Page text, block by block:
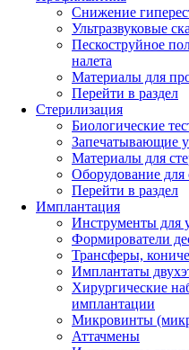
Снижение
Ультразвуковые
Пескоструйное
налета
Материалы для
Перейти в раздел
Стерилизация
Биологические
Запечатывающие
Материалы для
Оборудование для
Перейти в раздел
Имплантация
Инструменты для
Формирователи
Трансферы,
Имплантаты
Хирургические
имплантации
Микровинты
Аттачмены